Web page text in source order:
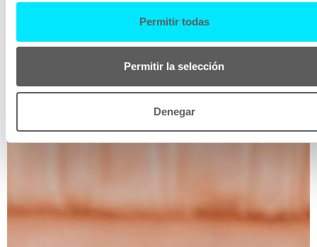
Permitir todas
Permitir la selección
Denegar